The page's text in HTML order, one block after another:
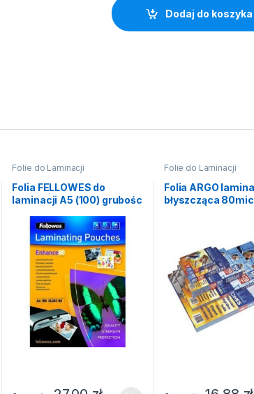
Dodaj do koszyka
Folie do Laminacji
Folia FELLOWES do
laminacji A5 (100) grubośc
Folie do Laminacji
Folia ARGO
błyszcząca 80mic